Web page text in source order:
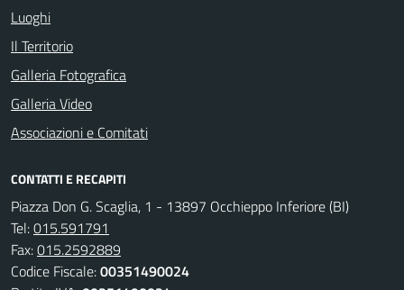
Luoghi
Il Territorio
Galleria Fotografica
Galleria Video
Associazioni e Comitati
CONTATTI E RECAPITI
Piazza Don G. Scaglia, 1 - 13897 Occhieppo Inferiore (BI)
Tel:015.591791
Fax:015.2592889
Codice Fiscale:00351490024